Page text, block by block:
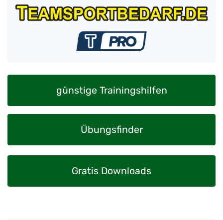
günstige Trainingshilfen
Übungsfinder
Gratis Downloads